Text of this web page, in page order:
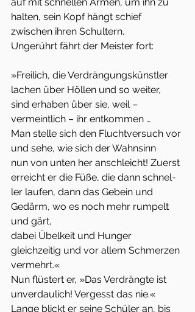
halten, sein Kopf hängt schief
zwischen ihren Schultern.
Ungerührt fährt der Meister fort:
»Freilich, die Verdrängungskünstler
lachen über Höllen und so weiter,
sind erhaben über sie, weil –
vermeintlich – ihr entkommen …
Man stelle sich den Fluchtversuch vor
und sehe, wie sich der Wahnsinn
nun von unten her anschleicht! Zuerst
erreicht er die Füße, die dann schnel-
ler laufen, dann das Gebein und
Gedärm, wo es noch mehr rumpelt
und gärt,
dabei Übelkeit und Hunger
gleichzeitig und vor allem Schmerzen
vermehrt.«
Nun flüstert er, »Das Verdrängte ist
unverdaulich! Vergesst das nie.«
Lange blickt er seine Schüler an, bis